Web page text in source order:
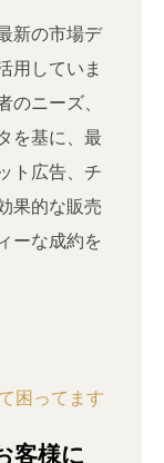
新の市場デ
用していま
ニーズ、
を基に、最
ト広告、チ
果的な販売
ーな成約を
客様に